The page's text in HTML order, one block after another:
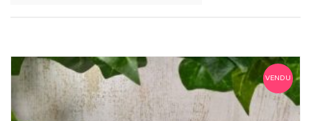
VENDU